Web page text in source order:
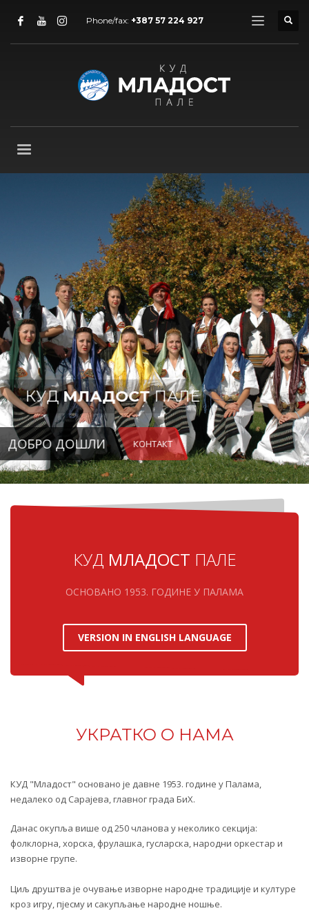
Phone/fax: +387 57 224 927
КУДМЛАДОСТПАЛЕ
ДОБРО ДОШЛИ КОНТАКТ
КУД МЛАДОСТ ПАЛЕ
ОСНОВАНО 1953. ГОДИНЕ У ПАЛАМА
VERSION IN ENGLISH LANGUAGE
УКРАТКО О НАМА
КУД "Младост" основано је давне 1953. године у Палама,
недалеко од Сарајева, главног града БиХ.
Данас окупља више од 250 чланова у неколико секција:
фолклорна, хорска, фрулашка, гусларска, народни оркестар и
изворне групе.
Циљ друштва је очување изворне народне традиције и културе
кроз игру, пјесму и сакупљање народне ношње.